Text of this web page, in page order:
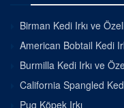
Birman Kedi Irkı ve
American Bobtail Kedi
Burmilla Kedi Irkı ve
California Spangled
Pug Köpek Irkı